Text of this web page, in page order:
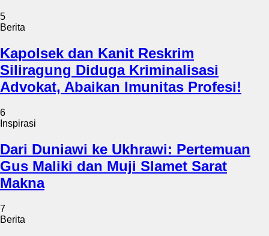
5
Berita
Kapolsek dan Kanit Reskrim
Siliragung Diduga Kriminalisasi
Advokat, Abaikan Imunitas Profesi!
6
Inspirasi
Dari Duniawi ke Ukhrawi: Pertemuan
Gus Maliki dan Muji Slamet Sarat
Makna
7
Berita